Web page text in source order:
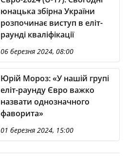
юнацька збірна України
розпочинає виступ в еліт-
раунді кваліфікації
06 березня 2024, 08:00
Юрій Мороз: «У нашій групі
еліт-раунду Євро важко
назвати однозначного
фаворита»
01 березня 2024, 15:00